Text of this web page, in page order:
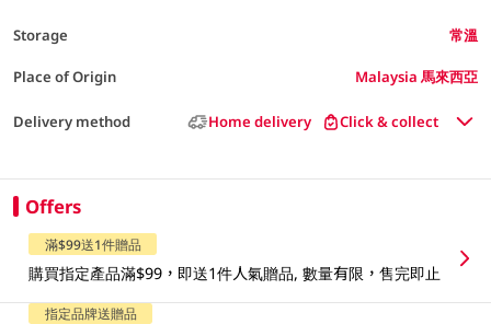
Storage 常溫
Place of Origin Malaysia 馬來西亞
Delivery method Home delivery Click & collect
Offers
滿$99送1件贈品
購買指定產品滿$99，即送1件人氣贈品, 數量有限，售完即止
指定品牌送贈品